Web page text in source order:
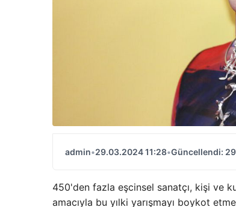
admin•29.03.2024 11:28•Güncellendi:
450'den fazla eşcinsel sanatçı, kişi ve
amacıyla bu yılki yarışmayı boykot